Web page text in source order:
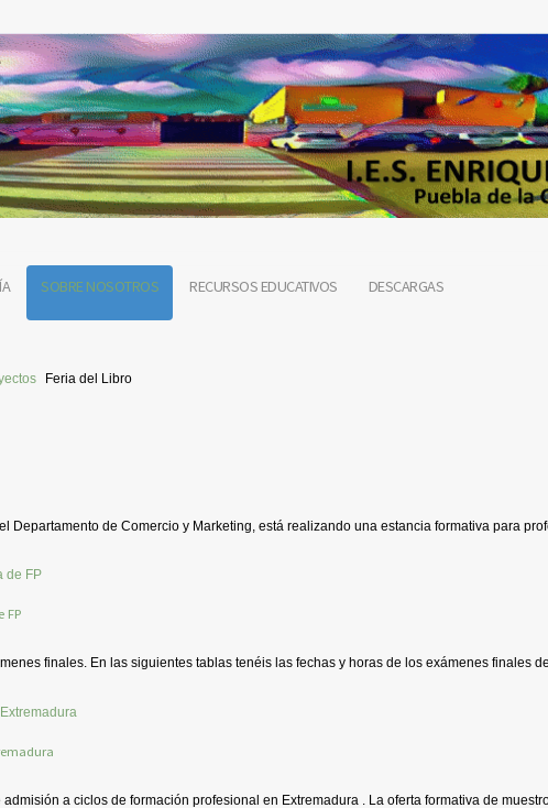
SOBRE NOSOTROS RECURSOS EDUCATIVOS DESCARGAS
Feria del Libro
Departamento de Comercio y Marketing, está realizando una estancia formativa para
FP
finales. En las siguientes tablas tenéis las fechas y horas de los exámenes finales
a ciclos de formación profesional en Extremadura . La oferta formativa de